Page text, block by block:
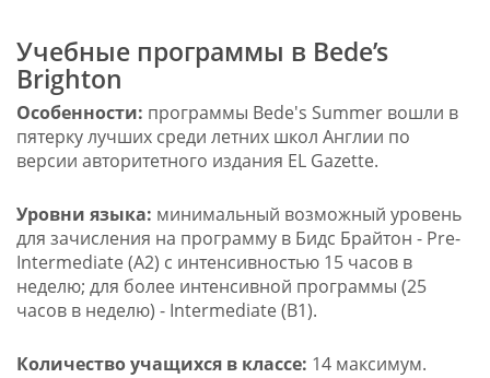
Учебные программы в Bede’s
Brighton
Особенности: программы Bede's Summer вошли в
пятерку лучших среди летних школ Англии по
версии авторитетного издания EL Gazette.
Уровни языка: минимальный возможный уровень
для зачисления на программу в Бидс Брайтон - Pre-
Intermediate (A2) с интенсивностью 15 часов в
неделю; для более интенсивной программы (25
часов в неделю) - Intermediate (В1).
Количество учащихся в классе: 14 максимум.